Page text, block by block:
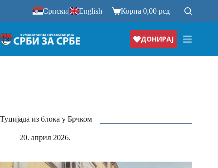
Српски| English Корпа0,00рсд
ДОНИРАЈ
Туцијада из блока у Брчком
20. април 2026.